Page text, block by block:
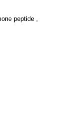
peptide ,